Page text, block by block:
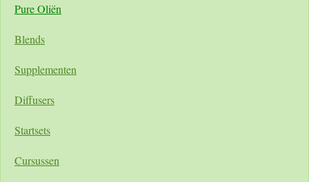
Pure Oliën
Blends
Supplementen
Diffusers
Startsets
Cursussen